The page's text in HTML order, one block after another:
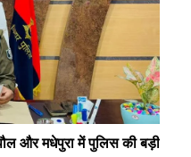
और मधेपुरा में पुलिस की बड़ी